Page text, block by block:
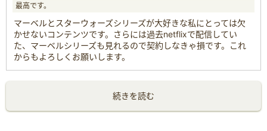
最高です。
マーベルとスターウォーズシリーズが大好きな私にとっては欠
かせないコンテンツです。さらには過去netflixで配信してい
た、マーベルシリーズも見れるので契約しなきゃ損です。これ
からもよろしくお願いします。
続きを読む